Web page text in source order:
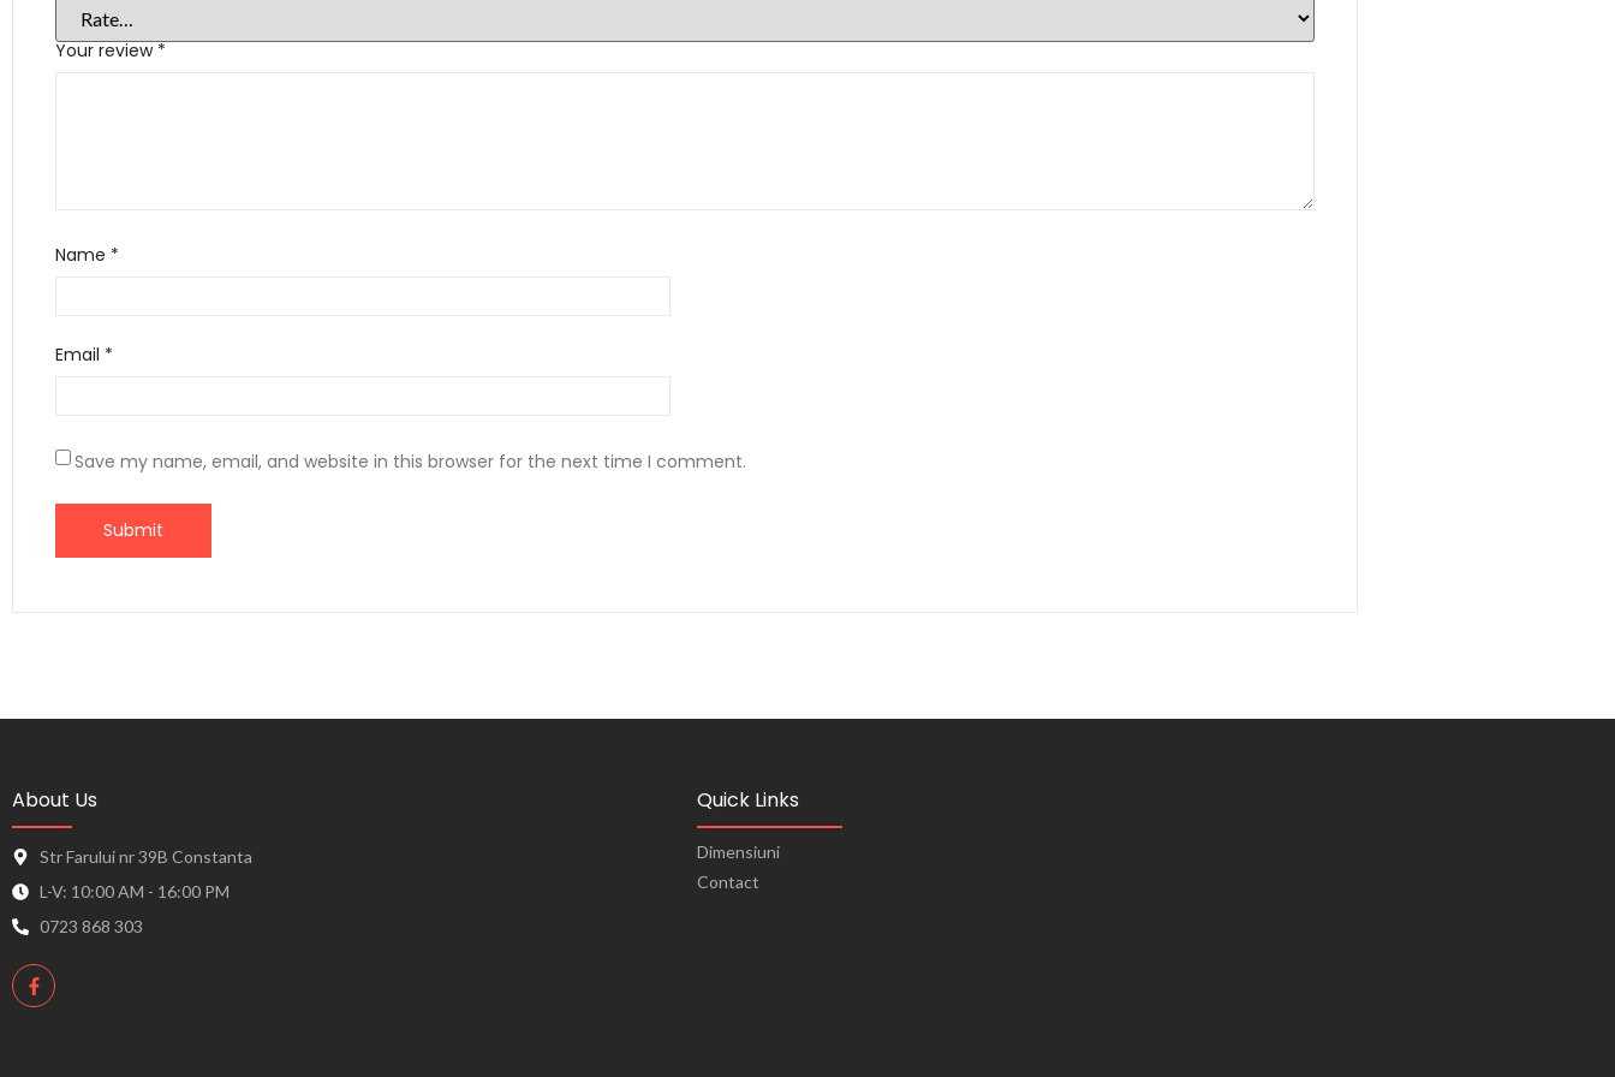
Your review *
Name *
Email *
Save my name, email, and website in this browser for the next time I comment.
About Us
Str Farului nr 39B Constanta
L-V: 10:00 AM - 16:00 PM
0723 868 303
Quick Links
Dimensiuni
Contact